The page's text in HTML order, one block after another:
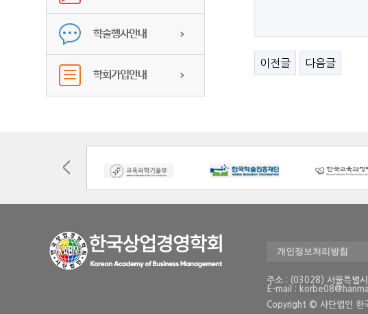
학술행사안내
학회가입안내
이전글 다음글
개인정보처리방침
주소 : (03028) 서울특별
E-mail :
Copyright © 사단법인 한